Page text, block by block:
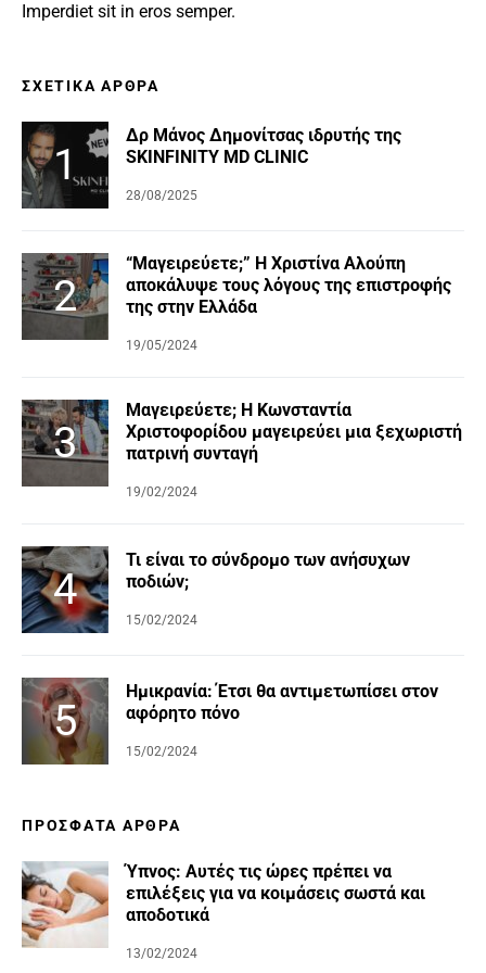
Imperdiet sit in eros semper.
ΣΧΕΤΙΚΆ ΆΡΘΡΑ
Δρ Μάνος Δημονίτσας ιδρυτής της
SKINFINITY MD CLINIC
28/08/2025
“Μαγειρεύετε;” Η Χριστίνα Αλούπη
αποκάλυψε τους λόγους της επιστροφής
της στην Ελλάδα
19/05/2024
Μαγειρεύετε; Η Κωνσταντία
Χριστοφορίδου μαγειρεύει μια ξεχωριστή
πατρινή συνταγή
19/02/2024
Τι είναι το σύνδρομο των ανήσυχων
ποδιών;
15/02/2024
Ημικρανία: Έτσι θα αντιμετωπίσει στον
αφόρητο πόνο
15/02/2024
ΠΡΌΣΦΑΤΑ ΆΡΘΡΑ
Ύπνος: Αυτές τις ώρες πρέπει να
επιλέξεις για να κοιμάσεις σωστά και
αποδοτικά
13/02/2024